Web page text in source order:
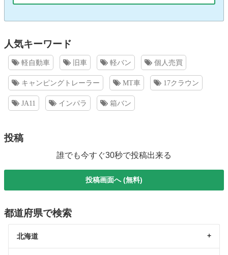
人気キーワード
軽自動車 旧車 軽バン 個人売買
キャンピングトレーラー MT車 17クラウン
JA11 インパラ 箱バン
投稿
誰でも今すぐ30秒で投稿出来る
投稿画面へ (無料)
都道府県で検索
北海道